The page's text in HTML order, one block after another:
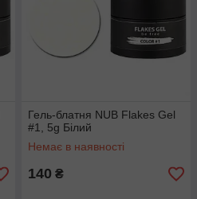
Гель-блатня NUB Flakes Gel
#1, 5g Білий
Немає в наявності
140 ₴